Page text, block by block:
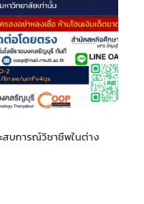
สบการณ์วิชาชีพในต่าง